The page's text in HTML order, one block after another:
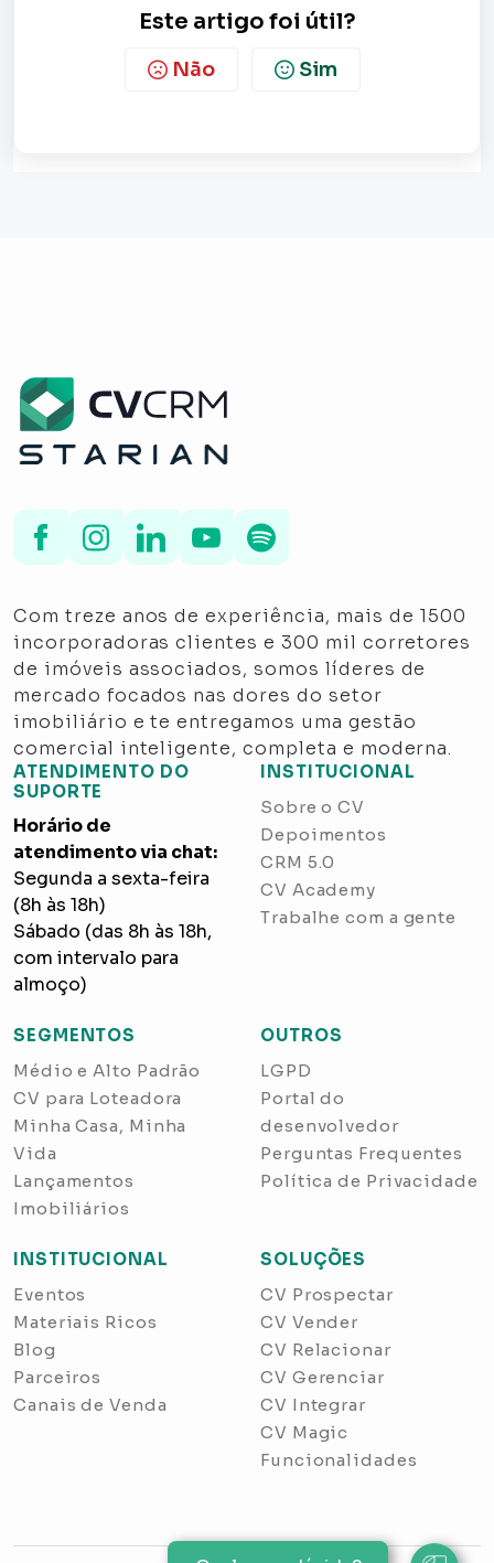
Este artigo foi útil?
Não Sim
Com treze anos de experiência, mais de 1500
incorporadoras clientes e 300 mil corretores
de imóveis associados, somos líderes de
mercado focados nas dores do setor
imobiliário e te entregamos uma gestão
comercial inteligente, completa e moderna.
INSTITUCIONAL
Sobre o CV
Depoimentos
CRM 5.0
CV Academy
Trabalhe com a gente
SEGMENTOS
Médio e Alto Padrão
CV para Loteadora
Minha Casa, Minha
Vida
Lançamentos
Imobiliários
OUTROS
LGPD
Portal do
desenvolvedor
Perguntas Frequentes
Política de Privacidade
INSTITUCIONAL
Eventos
Materiais Ricos
Blog
Parceiros
Canais de Venda
SOLUÇÕES
CV Prospectar
CV Vender
CV Relacionar
CV Gerenciar
CV Integrar
CV Magic
Funcionalidades
ATENDIMENTO DO
SUPORTE
Horário de
atendimento via chat:
Segunda a sexta-feira
(8h às 18h)
Sábado (das 8h às 18h,
com intervalo para
almoço)